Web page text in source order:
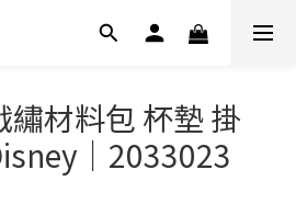
繡材料包 杯墊 掛
｜2033023